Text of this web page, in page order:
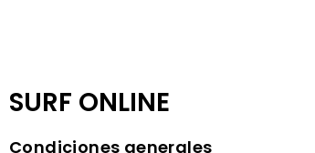
SURF ONLINE
Condiciones generales